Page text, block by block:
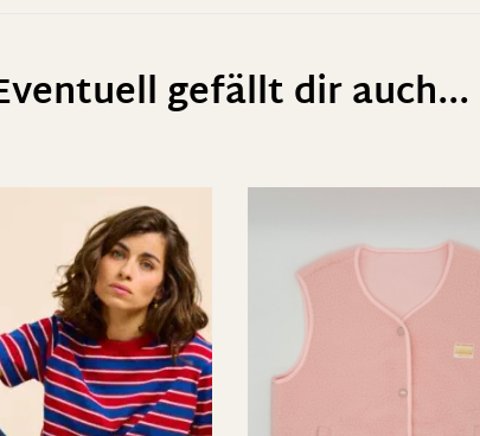
gefällt dir auch...